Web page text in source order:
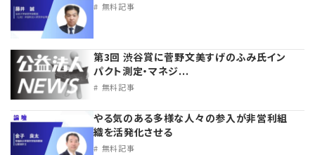
【連載】公益法人のための「新公益信託」活用戦略
【連載】テーマで紐解く逆引きガイドライン
【連載】悩みと向き合う経営学
【連載】非営利法人AtoZei
【連載】労務管理の歩き方
無料記事
第3回 渋谷賞に菅野文美すげのふみ氏イン
パクト測定・マネジ...
無料記事
やる気のある多様な人々の参入が非営利組
織を活発化させる
無料記事